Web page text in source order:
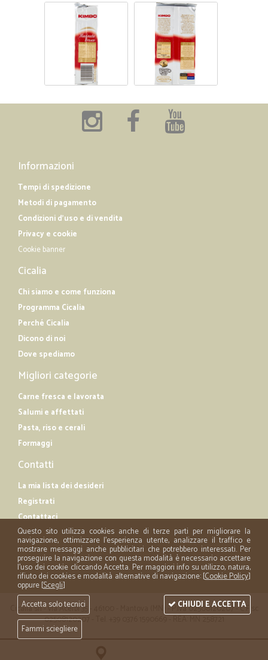
Informazioni
Tempi di spedizione
Metodi di pagamento
Condizioni d'uso e di vendita
Privacy e cookie
Cookie banner
Cicalia
Chi siamo e come funziona
Programma Cicalia
Perché Cicalia
Dicono di noi
Dove spediamo
Migliori categorie
Carne fresca e lavorata
Salumi e affettati
Pasta, riso e cerali
Formaggi
Contatti
La mia lista dei desideri
Registrati
Contattaci
Cicalia srl - via Acerbi 35 - 46100 - Mantova (MN) - P.iva 02508120207 - C.Fisc
02508120207 - Tel. +39 0376 1590669 - REA: MN 258721
Questo sito utilizza cookies anche di terze parti per migliorare la
navigazione, ottimizzare l'esperienza utente, analizzare il traffico e
mostrare messaggi anche pubblicitari che potrebbero interessati. Per
proseguire la navigazione con questa modalità è necessario accettare
l'uso dei cookie cliccando Accetta. Per maggiori info su utilizzo, natura,
rifiuto dei cookies e modalità alternative di navigazione: [Cookie Policy]
oppure [Scegli]
Accetta solo tecnici
Fammi sciegliere
CHIUDI E ACCETTA